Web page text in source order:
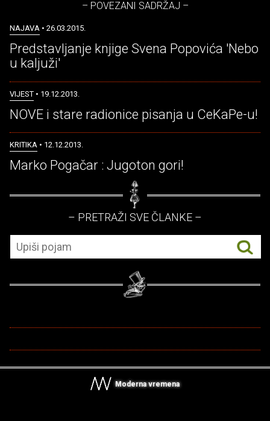
– POVEZANI SADRŽAJ –
NAJAVA • 26.03.2015.
Predstavljanje knjige Svena Popovića 'Nebo
u kaljuži'
VIJEST • 19.12.2013.
NOVE i stare radionice pisanja u CeKaPe-u!
KRITIKA • 12.12.2013.
Marko Pogačar : Jugoton gori!
– PRETRAŽI SVE ČLANKE –
Moderna vremena